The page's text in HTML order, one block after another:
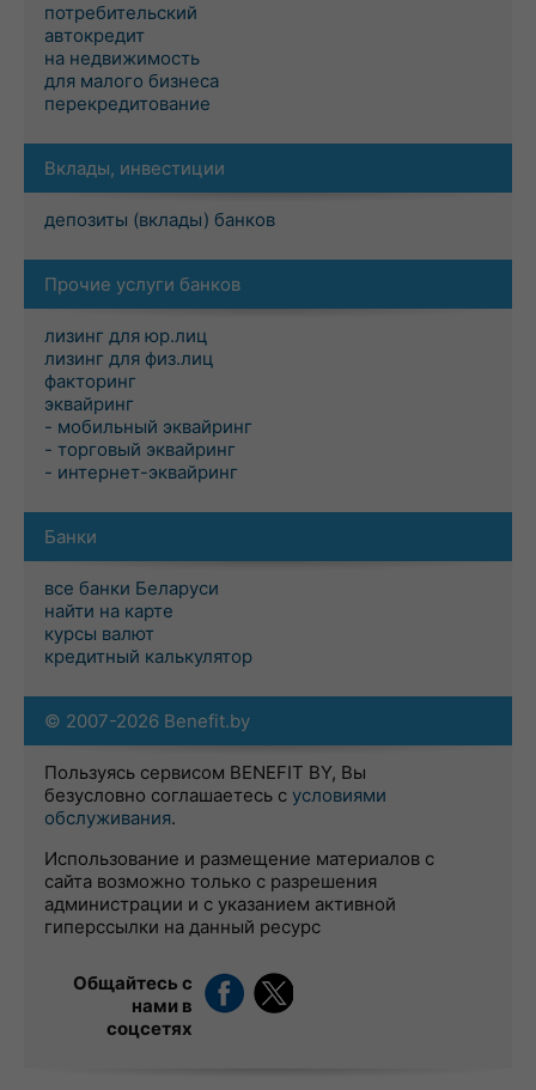
потребительский
автокредит
на недвижимость
для малого бизнеса
перекредитование
Вклады, инвестиции
депозиты (вклады) банков
Прочие услуги банков
лизинг для юр.лиц
лизинг для физ.лиц
факторинг
эквайринг
- мобильный эквайринг
- торговый эквайринг
- интернет-эквайринг
Банки
все банки Беларуси
найти на карте
курсы валют
кредитный калькулятор
© 2007-2026 Benefit.by
Пользуясь сервисом BENEFIT BY, Вы
безусловно соглашаетесь с условиями
обслуживания.
Использование и размещение материалов с
сайта возможно только с разрешения
администрации и с указанием активной
гиперссылки на данный ресурс
Общайтесь с
нами в
соцсетях